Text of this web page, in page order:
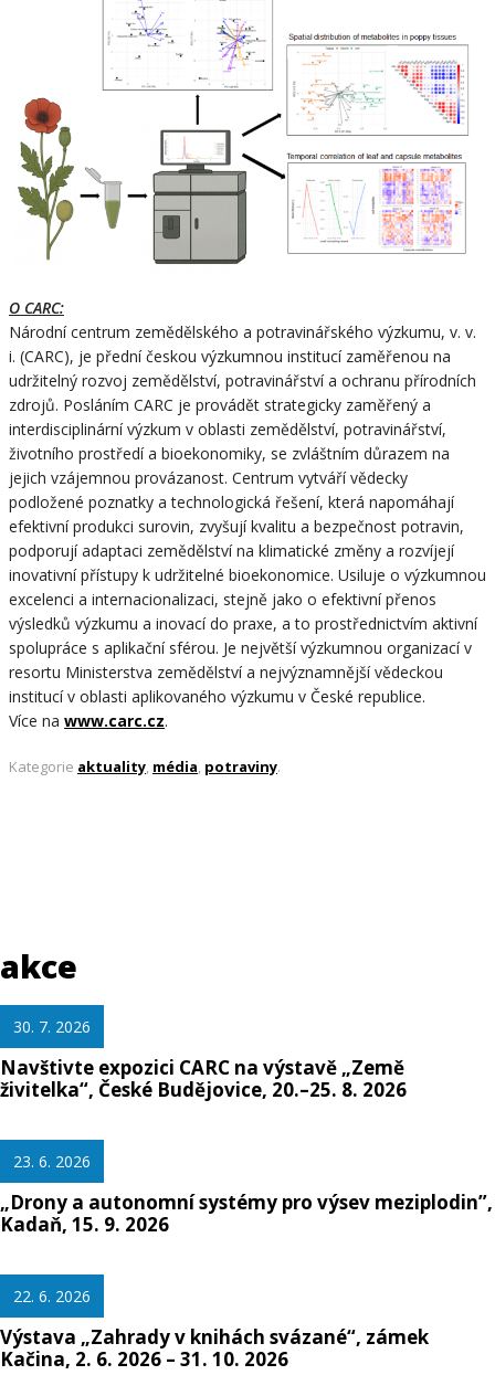
O CARC:
Národní centrum zemědělského a potravinářského výzkumu, v. v.
i. (CARC), je přední českou výzkumnou institucí zaměřenou na
udržitelný rozvoj zemědělství, potravinářství a ochranu přírodních
zdrojů. Posláním CARC je provádět strategicky zaměřený a
interdisciplinární výzkum v oblasti zemědělství, potravinářství,
životního prostředí a bioekonomiky, se zvláštním důrazem na
jejich vzájemnou provázanost. Centrum vytváří vědecky
podložené poznatky a technologická řešení, která napomáhají
efektivní produkci surovin, zvyšují kvalitu a bezpečnost potravin,
podporují adaptaci zemědělství na klimatické změny a rozvíjejí
inovativní přístupy k udržitelné bioekonomice. Usiluje o výzkumnou
excelenci a internacionalizaci, stejně jako o efektivní přenos
výsledků výzkumu a inovací do praxe, a to prostřednictvím aktivní
spolupráce s aplikační sférou. Je největší výzkumnou organizací v
resortu Ministerstva zemědělství a nejvýznamnější vědeckou
institucí v oblasti aplikovaného výzkumu v České republice.
Více na www.carc.cz.
Kategorie aktuality, média, potraviny.
akce
30. 7. 2026
Navštivte expozici CARC na výstavě „Země
živitelka“, České Budějovice, 20.–25. 8. 2026
23. 6. 2026
„Drony a autonomní systémy pro výsev meziplodin”,
Kadaň, 15. 9. 2026
22. 6. 2026
Výstava „Zahrady v knihách svázané“, zámek
Kačina, 2. 6. 2026 – 31. 10. 2026